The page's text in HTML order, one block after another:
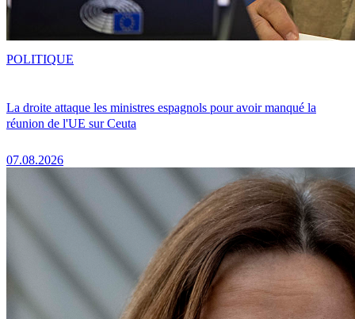
La droite attaque les ministres espagnols pour avoir manqué la
réunion de l'UE sur Ceuta
07.08.2026
POLITIQUE